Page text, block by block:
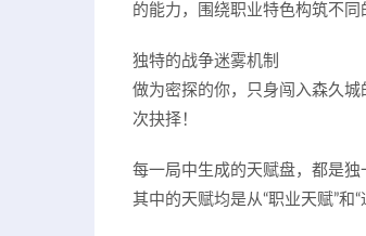
的能力，围绕职业特色构筑不同
独特的战争迷雾机制
做为密探的你，只身闯入森久
次抉择！
每一局中生成的天赋盘，都是独
其中的天赋均是从“职业天赋”和